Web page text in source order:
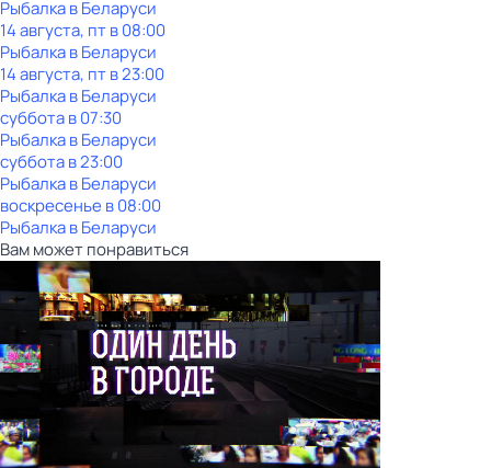
Рыбалка в Беларуси
14 августа, пт в 08:00
Рыбалка в Беларуси
14 августа, пт в 23:00
Рыбалка в Беларуси
субботав07:30
Рыбалка в Беларуси
субботав23:00
Рыбалка в Беларуси
воскресенье в08:00
Рыбалка в Беларуси
Вам может понравиться